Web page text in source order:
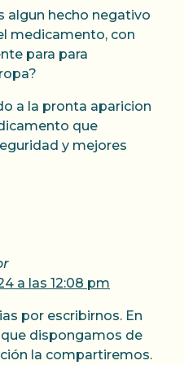
algun hecho negativo
medicamento, con
para para
a la pronta aparicion
que
y mejores
a las 12:08 pm
por escribirnos. En
dispongamos de
la compartiremos.